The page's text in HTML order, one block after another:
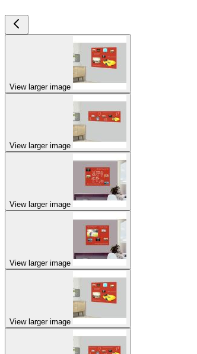
View larger image
View larger image
View larger image
View larger image
View larger image